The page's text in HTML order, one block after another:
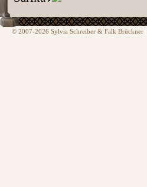
© 2007-2026 Sylvia Schreiber & Falk Brückner